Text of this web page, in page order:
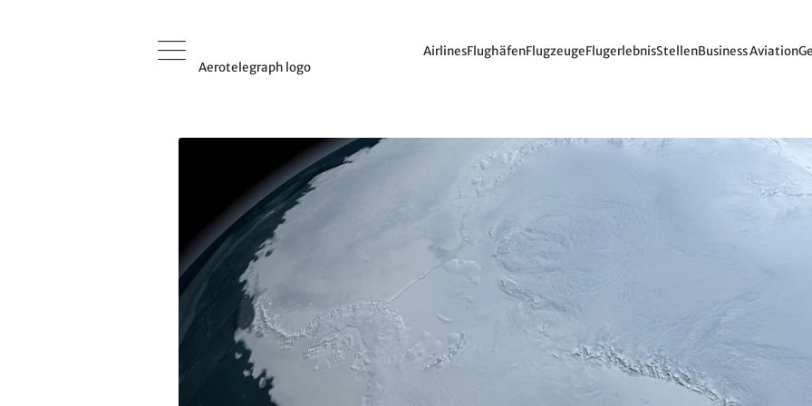
Aerotelegraph logo
AirlinesFlughäfenFlugzeugeFlugerlebnisStellenBusiness Aviation